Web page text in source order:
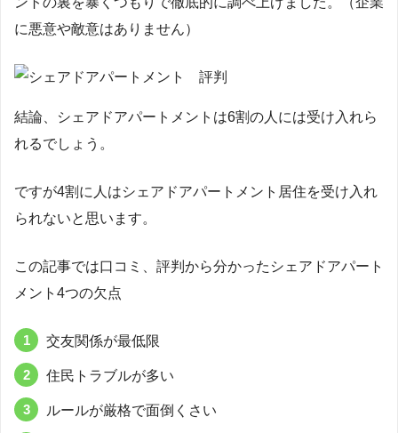
に悪意や敵意はありません）
結論、シェアドアパートメントは6割の人には受け入れら
れるでしょう。
ですが4割に人はシェアドアパートメント居住を受け入れ
られないと思います。
この記事では口コミ、評判から分かったシェアドアパート
メント4つの欠点
交友関係が最低限
住民トラブルが多い
ルールが厳格で面倒くさい